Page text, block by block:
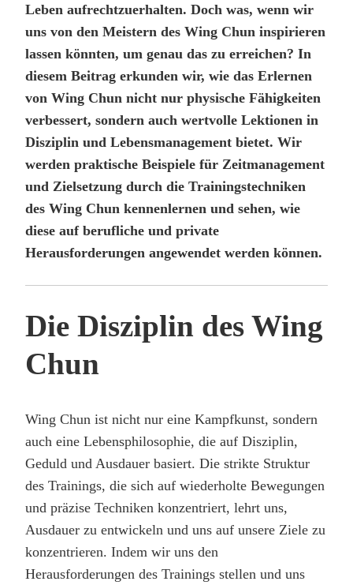
Leben aufrechtzuerhalten. Doch was, wenn wir
uns von den Meistern des Wing Chun inspirieren
lassen könnten, um genau das zu erreichen? In
diesem Beitrag erkunden wir, wie das Erlernen
von Wing Chun nicht nur physische Fähigkeiten
verbessert, sondern auch wertvolle Lektionen in
Disziplin und Lebensmanagement bietet. Wir
werden praktische Beispiele für Zeitmanagement
und Zielsetzung durch die Trainingstechniken
des Wing Chun kennenlernen und sehen, wie
diese auf berufliche und private
Herausforderungen angewendet werden können.
Die Disziplin des Wing
Chun
Wing Chun ist nicht nur eine Kampfkunst, sondern
auch eine Lebensphilosophie, die auf Disziplin,
Geduld und Ausdauer basiert. Die strikte Struktur
des Trainings, die sich auf wiederholte Bewegungen
und präzise Techniken konzentriert, lehrt uns,
Ausdauer zu entwickeln und uns auf unsere Ziele zu
konzentrieren. Indem wir uns den
Herausforderungen des Trainings stellen und uns